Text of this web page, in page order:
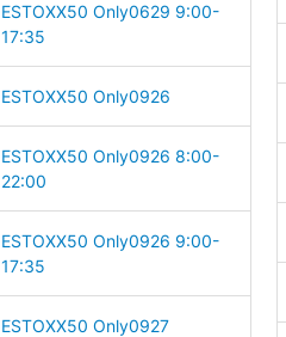
ESTOXX50 Only0629 9:00-
17:35
ESTOXX50 Only0926
ESTOXX50 Only0926 8:00-
22:00
ESTOXX50 Only0926 9:00-
17:35
ESTOXX50 Only0927